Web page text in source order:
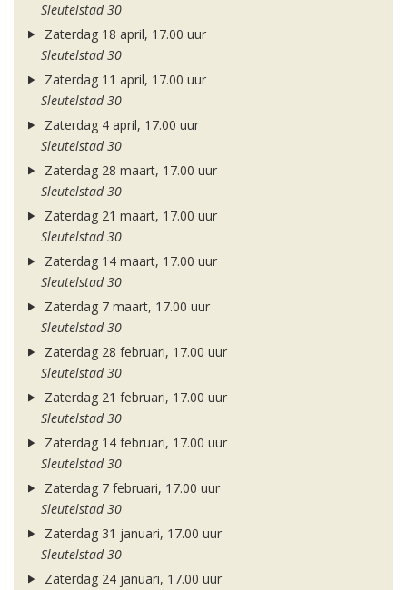
Sleutelstad 30
Zaterdag 18 april, 17.00 uur
Sleutelstad 30
Zaterdag 11 april, 17.00 uur
Sleutelstad 30
Zaterdag 4 april, 17.00 uur
Sleutelstad 30
Zaterdag 28 maart, 17.00 uur
Sleutelstad 30
Zaterdag 21 maart, 17.00 uur
Sleutelstad 30
Zaterdag 14 maart, 17.00 uur
Sleutelstad 30
Zaterdag 7 maart, 17.00 uur
Sleutelstad 30
Zaterdag 28 februari, 17.00 uur
Sleutelstad 30
Zaterdag 21 februari, 17.00 uur
Sleutelstad 30
Zaterdag 14 februari, 17.00 uur
Sleutelstad 30
Zaterdag 7 februari, 17.00 uur
Sleutelstad 30
Zaterdag 31 januari, 17.00 uur
Sleutelstad 30
Zaterdag 24 januari, 17.00 uur